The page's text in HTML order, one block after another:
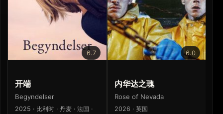
6.7
开端
Begyndelser
2025 · 比利时 · 丹麦 · 法国 ·
6.0
内华达之瑰
Rose of Nevada
2026 · 英国